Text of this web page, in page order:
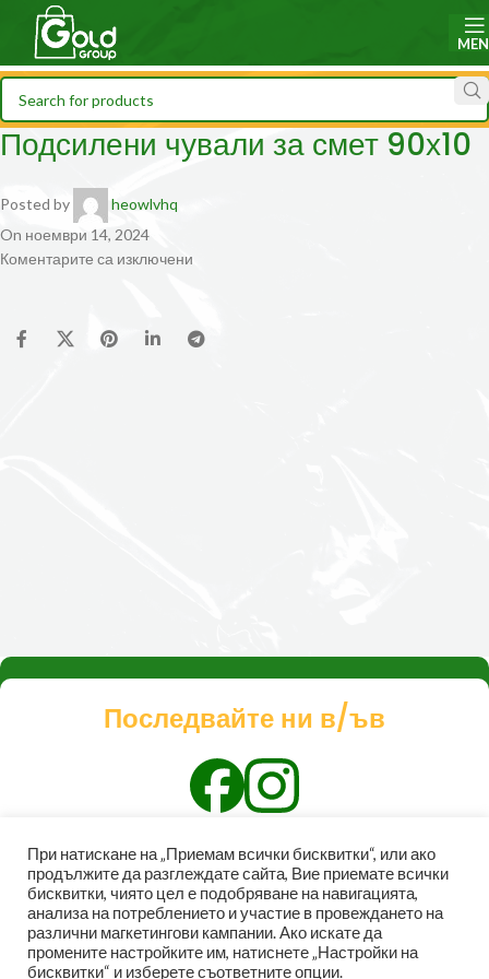
Подсилени чували за смет 90х10
Posted by
heowlvhq
On ноември 14, 2024
Коментарите са изключени
Последвайте ни в/ъв
БЪРЗ ДОСТЪП
При натискане на „Приемам всички бисквитки“, или ако
продължите да разглеждате сайта, Вие приемате всички
бисквитки, чиято цел е подобряване на навигацията,
анализа на потреблението и участие в провеждането на
различни магкетингови кампании. Ако искате да
промените настройките им, натиснете „Настройки на
бисквитки“ и изберете съответните опции.